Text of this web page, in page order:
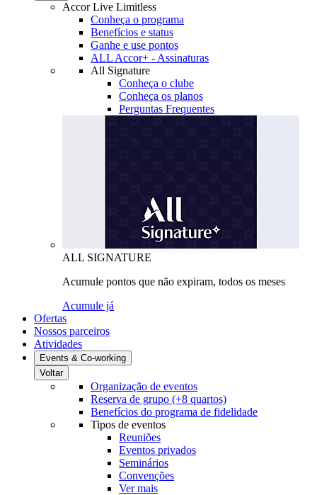
Accor Live Limitless
Conheça o programa
Benefícios e status
Ganhe e use pontos
ALL Accor+ - Assinaturas
All Signature
Conheça o clube
Conheça os planos
Perguntas Frequentes
ALL SIGNATURE
Acumule pontos que não expiram, todos os meses
Acumule já
Ofertas
Nossos parceiros
Atividades
Events & Co-working
Voltar
Organização de eventos
Reserva de grupo (+8 quartos)
Benefícios do programa de fidelidade
Tipos de eventos
Reuniões
Eventos privados
Seminários
Convenções
Ver mais